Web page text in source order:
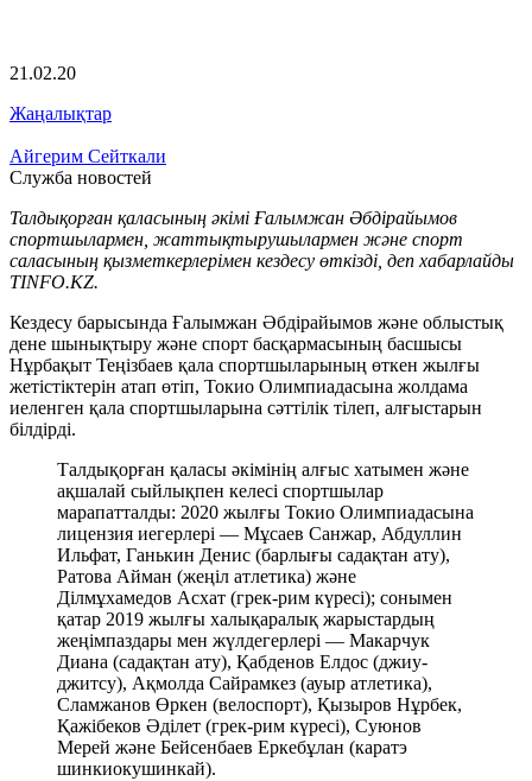
21.02.20
Жаңалықтар
Айгерим Сейткали
Служба новостей
Талдықорған қаласының әкімі Ғалымжан Әбдірайымов
спортшылармен, жаттықтырушылармен және спорт
саласының қызметкерлерімен кездесу өткізді, деп хабарлайды
TINFO.KZ.
Кездесу барысында Ғалымжан Әбдірайымов және облыстық
дене шынықтыру және спорт басқармасының басшысы
Нұрбақыт Теңізбаев қала спортшыларының өткен жылғы
жетістіктерін атап өтіп, Токио Олимпиадасына жолдама
иеленген қала спортшыларына сәттілік тілеп, алғыстарын
білдірді.
Талдықорған қаласы әкімінің алғыс хатымен және
ақшалай сыйлықпен келесі спортшылар
марапатталды: 2020 жылғы Токио Олимпиадасына
лицензия иегерлері — Мұсаев Санжар, Абдуллин
Ильфат, Ганькин Денис (барлығы садақтан ату),
Ратова Айман (жеңіл атлетика) және
Ділмұхамедов Асхат (грек-рим күресі); сонымен
қатар 2019 жылғы халықаралық жарыстардың
жеңімпаздары мен жүлдегерлері — Макарчук
Диана (садақтан ату), Қабденов Елдос (джиу-
джитсу), Ақмолда Сайрамкез (ауыр атлетика),
Сламжанов Өркен (велоспорт), Қызыров Нұрбек,
Қажібеков Әділет (грек-рим күресі), Суюнов
Мерей және Бейсенбаев Еркебұлан (каратэ
шинкиокушинкай).